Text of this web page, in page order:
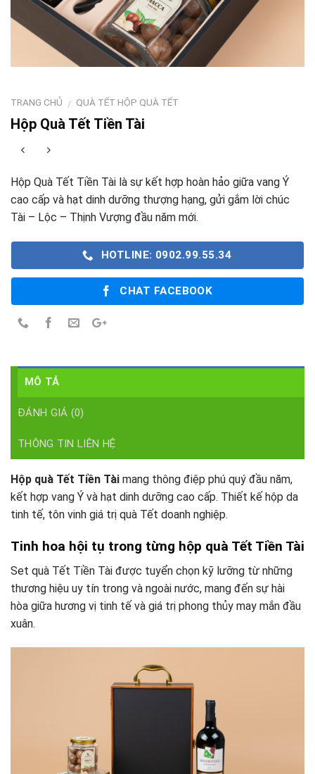
TRANG CHỦ / QUÀ TẾT HỘP QUÀ TẾT
Hộp Quà Tết Tiền Tài
Hộp Quà Tết Tiền Tài là sự kết hợp hoàn hảo giữa vang Ý
cao cấp và hạt dinh dưỡng thượng hạng, gửi gắm lời chúc
Tài – Lộc – Thịnh Vượng đầu năm mới.
HOTLINE: 0902.99.55.34
CHAT FACEBOOK
MÔ TẢ
ĐÁNH GIÁ (0)
THÔNG TIN LIÊN HỆ
Hộp quà Tết Tiền Tài mang thông điệp phú quý đầu năm,
kết hợp vang Ý và hạt dinh dưỡng cao cấp. Thiết kế hộp da
tinh tế, tôn vinh giá trị quà Tết doanh nghiệp.
Tinh hoa hội tụ trong từng hộp quà Tết Tiền Tài
Set quà Tết Tiền Tài được tuyển chọn kỹ lưỡng từ những
thương hiệu uy tín trong và ngoài nước, mang đến sự hài
hòa giữa hương vị tinh tế và giá trị phong thủy may mắn đầu
xuân.